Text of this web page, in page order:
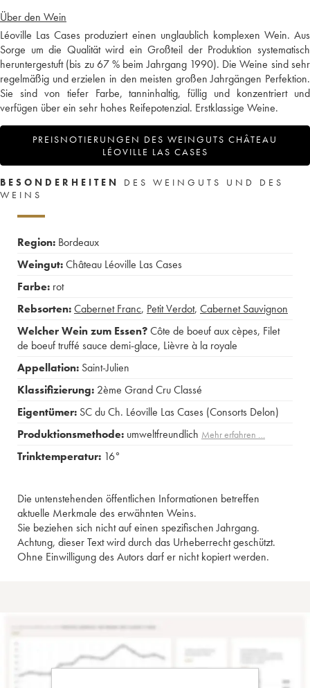
Über den Wein
Léoville Las Cases produziert einen unglaublich komplexen Wein. Aus
Sorge um die Qualität wird ein Großteil der Produktion systematisch
heruntergestuft (bis zu 67 % beim Jahrgang 1990). Die Weine sind sehr
regelmäßig und erzielen in den meisten großen Jahrgängen Perfektion.
Sie sind von tiefer Farbe, tanninhaltig, füllig und konzentriert und
verfügen über ein sehr hohes Reifepotenzial. Erstklassige Weine.
PREISNOTIERUNGEN DES WEINGUTS CHÂTEAU
LÉOVILLE LAS CASES
BESONDERHEITEN
DES WEINGUTS UND DES
WEINS
Region: Bordeaux
Weingut:Château Léoville Las Cases
Farbe: rot
Rebsorten:Cabernet Franc, Petit Verdot, Cabernet Sauvignon
Welcher Wein zum Essen?Côte de boeuf aux cèpes, Filet
de boeuf truffé sauce demi-glace, Lièvre à la royale
Appellation: Saint-Julien
Klassifizierung: 2ème Grand Cru Classé
Eigentümer: SC du Ch. Léoville Las Cases (Consorts Delon)
Produktionsmethode: umweltfreundlich Mehr erfahren …
Trinktemperatur: 16°
Die untenstehenden öffentlichen Informationen betreffen
aktuelle Merkmale des erwähnten Weins.
Sie beziehen sich nicht auf einen spezifischen Jahrgang.
Achtung, dieser Text wird durch das Urheberrecht geschützt.
Ohne Einwilligung des Autors darf er nicht kopiert werden.